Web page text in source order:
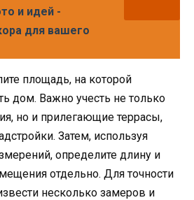
и идей -
для вашего
площадь, на которой
дом. Важно учесть не только
но и прилегающие террасы,
Затем, используя
определите длину и
отдельно. Для точности
несколько замеров и